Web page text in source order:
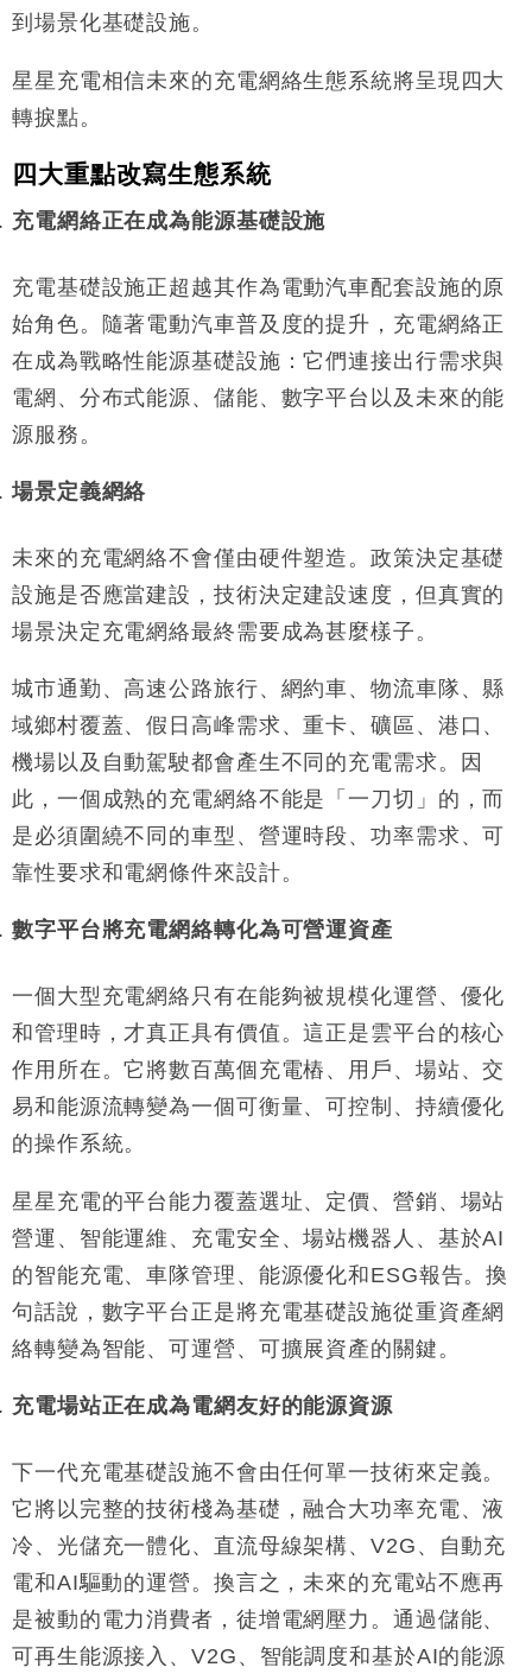
到場景化基礎設施。
星星充電相信未來的充電網絡生態系統將呈現四大
轉捩點。
四大重點改寫生態系統
充電網絡正在成為能源基礎設施
充電基礎設施正超越其作為電動汽車配套設施的原
始角色。隨著電動汽車普及度的提升，充電網絡正
在成為戰略性能源基礎設施：它們連接出行需求與
電網、分布式能源、儲能、數字平台以及未來的能
源服務。
場景定義網絡
未來的充電網絡不會僅由硬件塑造。政策決定基礎
設施是否應當建設，技術決定建設速度，但真實的
場景決定充電網絡最終需要成為甚麼樣子。
城市通勤、高速公路旅行、網約車、物流車隊、縣
域鄉村覆蓋、假日高峰需求、重卡、礦區、港口、
機場以及自動駕駛都會產生不同的充電需求。因
此，一個成熟的充電網絡不能是「一刀切」的，而
是必須圍繞不同的車型、營運時段、功率需求、可
靠性要求和電網條件來設計。
數字平台將充電網絡轉化為可營運資產
一個大型充電網絡只有在能夠被規模化運營、優化
和管理時，才真正具有價值。這正是雲平台的核心
作用所在。它將數百萬個充電樁、用戶、場站、交
易和能源流轉變為一個可衡量、可控制、持續優化
的操作系統。
星星充電的平台能力覆蓋選址、定價、營銷、場站
營運、智能運維、充電安全、場站機器人、基於AI
的智能充電、車隊管理、能源優化和ESG報告。換
句話說，數字平台正是將充電基礎設施從重資產網
絡轉變為智能、可運營、可擴展資產的關鍵。
充電場站正在成為電網友好的能源資源
下一代充電基礎設施不會由任何單一技術來定義。
它將以完整的技術棧為基礎，融合大功率充電、液
冷、光儲充一體化、直流母線架構、V2G、自動充
電和AI驅動的運營。換言之，未來的充電站不應再
是被動的電力消費者，徒增電網壓力。通過儲能、
可再生能源接入、V2G、智能調度和基於AI的能源